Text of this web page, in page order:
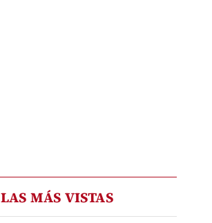
LAS MÁS VISTAS